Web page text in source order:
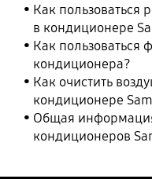
Как
в кондиционере
Как пользоваться
кондиционера?
Как очистить
кондиционере
Общая
кондиционеров